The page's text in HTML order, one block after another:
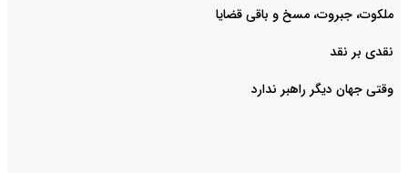
ملکوت، جبروت، مسخ و باقی قضایا
نقدی بر نقد
وقتی جهان دیگر راهبر ندارد